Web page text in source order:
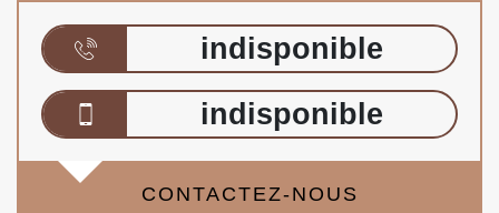
indisponible
indisponible
CONTACTEZ-NOUS